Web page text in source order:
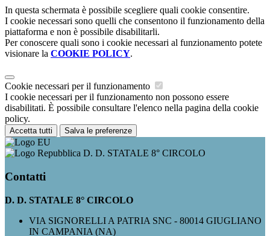
In questa schermata è possibile scegliere quali cookie consentire.
I cookie necessari sono quelli che consentono il funzionamento della
piattaforma e non è possibile disabilitarli.
Per conoscere quali sono i cookie necessari al funzionamento potete
visionare la COOKIE POLICY.
Cookie necessari per il funzionamento
I cookie necessari per il funzionamento non possono essere
disabilitati. È possibile consultare l'elenco nella pagina della cookie
policy.
Accetta tutti Salva le preferenze
D. D. STATALE 8° CIRCOLO
Contatti
D. D. STATALE 8° CIRCOLO
VIA SIGNORELLI A PATRIA SNC - 80014 GIUGLIANO
IN CAMPANIA (NA)